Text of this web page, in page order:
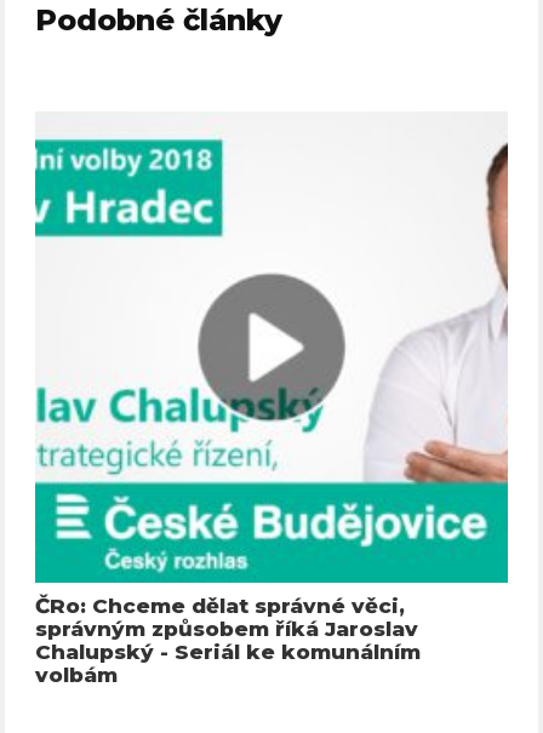
Podobné články
ČRo: Chceme dělat správné věci,
správným způsobem říká Jaroslav
Chalupský - Seriál ke komunálním
volbám